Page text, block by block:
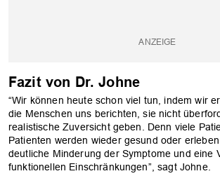
Fazit von Dr. Johne
“Wir können heute schon viel tun, indem wir
die Menschen uns berichten, sie nicht
realistische Zuversicht geben. Denn viele
Patienten werden wieder gesund oder
deutliche Minderung der Symptome und eine
funktionellen Einschränkungen”, sagt Johne.